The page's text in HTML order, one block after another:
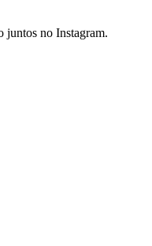
juntos no Instagram.